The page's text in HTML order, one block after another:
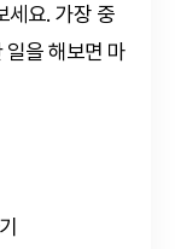
세요. 가장 중
일을 해보면 마